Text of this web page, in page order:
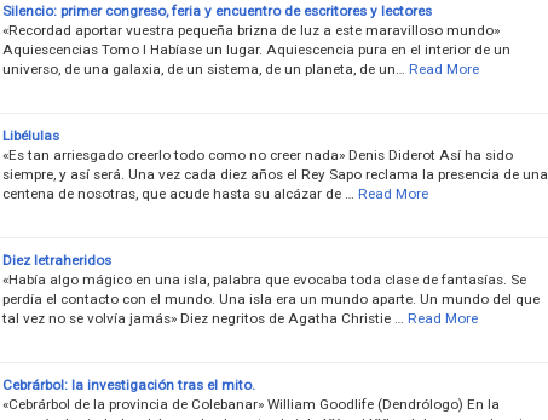
Silencio: primer congreso, feria y encuentro de escritores y lectores
«Recordad aportar vuestra pequeña brizna de luz a este maravilloso mundo»
Aquiescencias Tomo I Habíase un lugar. Aquiescencia pura en el interior de un
universo, de una galaxia, de un sistema, de un planeta, de un…
Read More
Libélulas
«Es tan arriesgado creerlo todo como no creer nada» Denis Diderot Así ha sido
siempre, y así será. Una vez cada diez años el Rey Sapo reclama la presencia de una
centena de nosotras, que acude hasta su alcázar de …
Read More
Diez letraheridos
«Había algo mágico en una isla, palabra que evocaba toda clase de fantasías. Se
perdía el contacto con el mundo. Una isla era un mundo aparte. Un mundo del que
tal vez no se volvía jamás» Diez negritos de Agatha Christie …
Read More
Cebrárbol: la investigación tras el mito.
«Cebrárbol de la provincia de Colebanar» William Goodlife (Dendrólogo) En la